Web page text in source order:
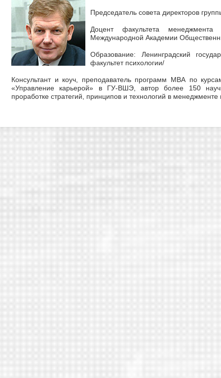
Председатель совета директоров
Доцент факультета менеджмента
Международной Академии
Образование: Ленинградский
факультет психологии/
Консультант и коуч, преподаватель программ МВА по
«Управление карьерой» в ГУ-ВШЭ, автор более 150
проработке стратегий, принципов и технологий в